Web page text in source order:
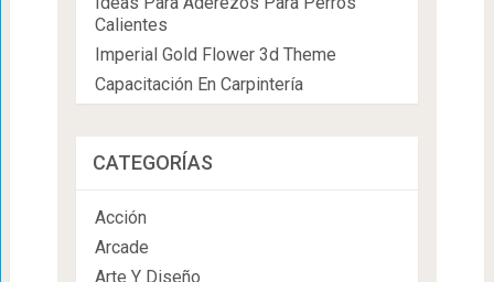
Calientes
Imperial Gold Flower 3d Theme
Capacitación En Carpintería
CATEGORÍAS
Acción
Arcade
Arte Y Diseño